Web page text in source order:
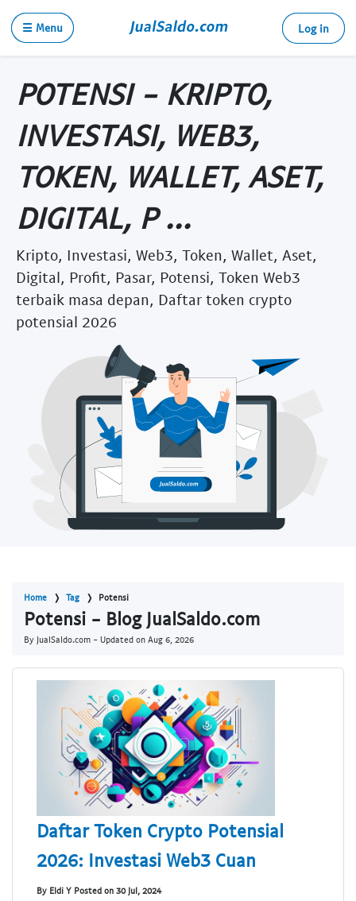
☰ Menu Log in
POTENSI - KRIPTO,
INVESTASI, WEB3,
TOKEN, WALLET, ASET,
DIGITAL, P ...
Kripto, Investasi, Web3, Token, Wallet, Aset,
Digital, Profit, Pasar, Potensi, Token Web3
terbaik masa depan, Daftar token crypto
potensial 2026
Home Tag Potensi
Potensi - Blog JualSaldo.com
By JualSaldo.com - Updated on Aug 6, 2026
Daftar Token Crypto Potensial
2026: Investasi Web3 Cuan
By Eldi Y Posted on 30 Jul, 2024